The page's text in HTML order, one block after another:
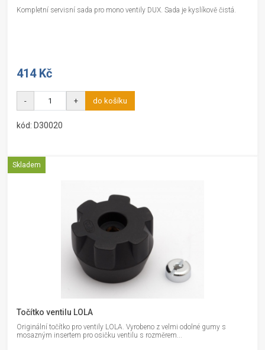
Kompletní servisní sada pro mono ventily DUX. Sada je kyslíkově čistá.
414 Kč
- + do košíku
kód: D30020
Skladem
Točítko ventilu LOLA
Originální točítko pro ventily LOLA. Vyrobeno z velmi odolné gumy s
mosazným insertem pro osičku ventilu s rozměrem...